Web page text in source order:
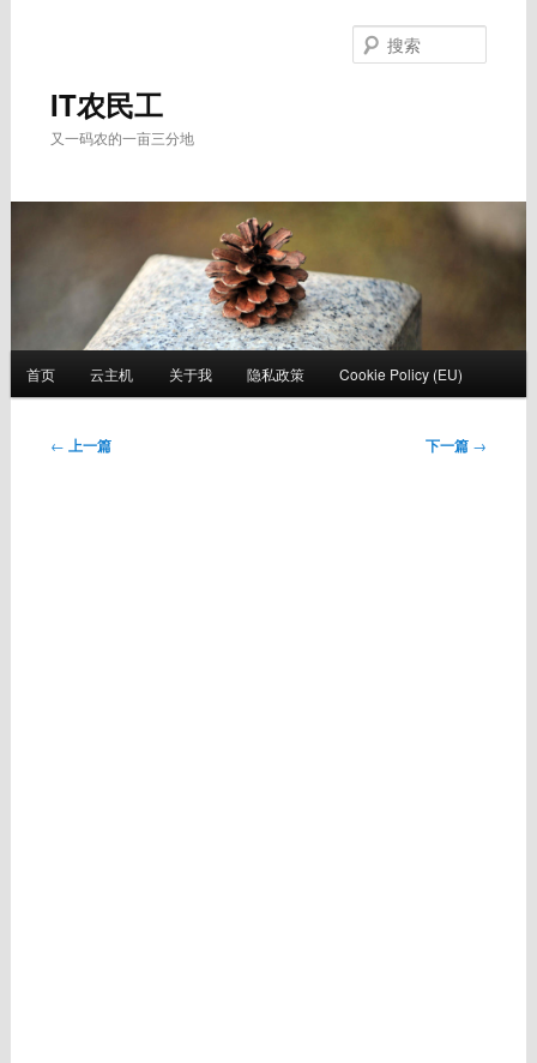
IT农民工
又一码农的一亩三分地
首页 云主机 关于我 隐私政策 Cookie Policy (EU)
文
← 上一篇 下一篇 →